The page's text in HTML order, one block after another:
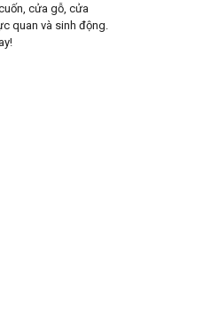
cửa gỗ, cửa
quan và sinh động.